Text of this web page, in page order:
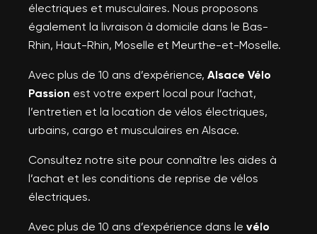
électriques et musculaires. Nous proposons
également la livraison à domicile dans le Bas-
Rhin, Haut-Rhin, Moselle et Meurthe-et-Moselle.
Avec plus de 10 ans d’expérience, Alsace Vélo
Passion est votre expert local pour l’achat,
l’entretien et la location de vélos électriques,
urbains, cargo et musculaires en Alsace.
Consultez notre site pour connaître les aides à
l’achat et les conditions de reprise de vélos
électriques.
Avec plus de 10 ans d’expérience dans le vélo